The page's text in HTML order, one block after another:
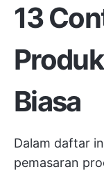
13
Biasa
Dalam daftar
pemasaran